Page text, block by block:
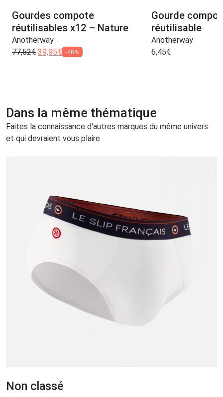
Gourdes compote
réutilisables x12 – Nature
Anotherway
77,52€ 39,95€ -48%
Gourde
réutilisable
Anotherway
6,45€
Dans la même thématique
Faites la connaissance d'autres marques du même univers
et qui devraient vous plaire
Non classé